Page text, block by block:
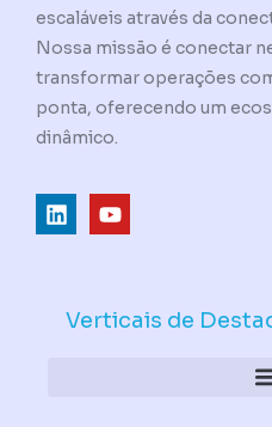
escaláveis através da
Nossa missão é conectar
transformar operações
ponta, oferecendo um
dinâmico.
L
i
d
Y
o
b
Verticais de